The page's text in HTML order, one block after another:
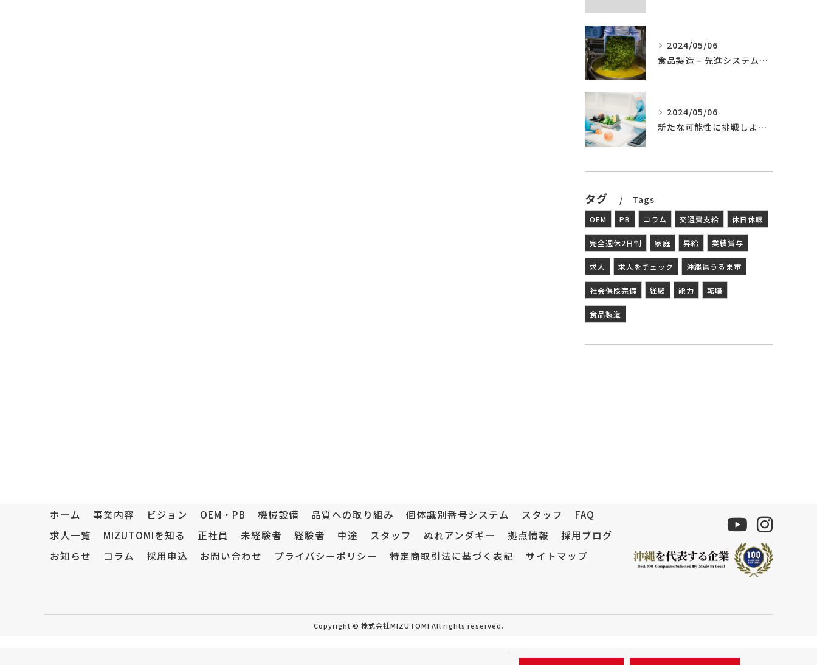
2024/05/06
食品製造 – 先進システムの導入
2024/05/06
新たな可能性に挑戦しよう – 食品製造の世界へ
タグ Tags
OEM PB コラム 交通費支給 休日休暇
完全週休2日制 家庭 昇給 業績賞与
求人 求人をチェック 沖縄県うるま市
社会保険完備 経験 能力 転職
食品製造
ホーム 事業内容 ビジョン OEM・PB 機械設備 品質への取り組み 個体識別番号システム スタッフ
FAQ
求人一覧
MIZUTOMIを知る 正社員 未経験者 経験者 中途 スタッフ ぬれアンダギー 拠点情報
採用ブログ
お知らせ
コラム 採用申込 お問い合わせ プライバシーポリシー 特定商取引法に基づく表記 サイトマップ
Copyright © 株式会社MIZUTOMI All rights reserved.